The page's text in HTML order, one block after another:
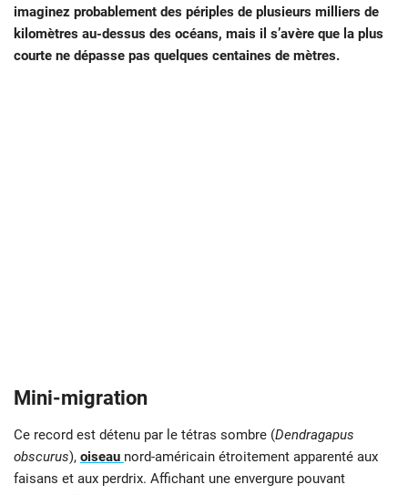
imaginez probablement des périples de plusieurs milliers de
kilomètres au-dessus des océans, mais il s’avère que la plus
courte ne dépasse pas quelques centaines de mètres.
Mini-migration
Ce record est détenu par le tétras sombre (Dendragapus
obscurus), oiseau nord-américain étroitement apparenté aux
faisans et aux perdrix. Affichant une envergure pouvant